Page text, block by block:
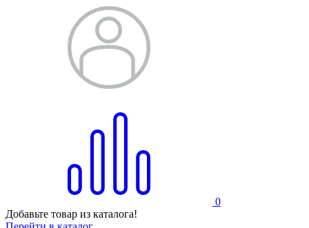
0
Добавьте товар из каталога!